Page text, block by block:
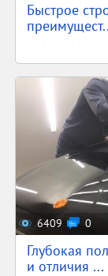
Быстрое
6409 0
Глубокая
и отличия ...